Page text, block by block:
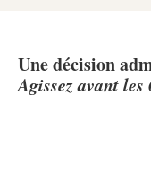
Une décision
Agissez avant